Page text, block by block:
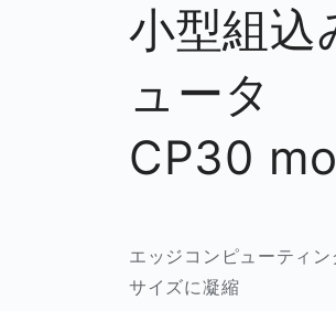
小型組込
ュータ
CP30
エッジコンピューティ
サイズに凝縮